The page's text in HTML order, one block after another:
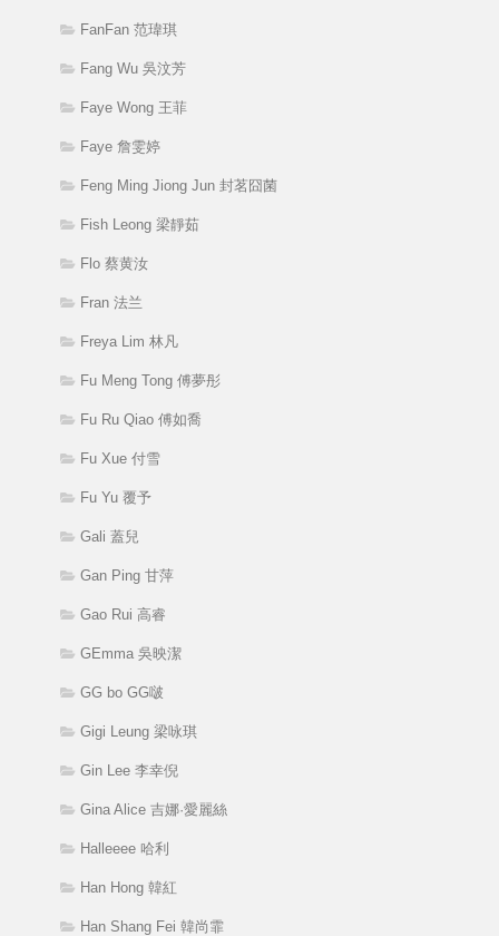
FanFan 范瑋琪
Fang Wu 吳汶芳
Faye Wong 王菲
Faye 詹雯婷
Feng Ming Jiong Jun 封茗囧菌
Fish Leong 梁靜茹
Flo 蔡黄汝
Fran 法兰
Freya Lim 林凡
Fu Meng Tong 傅夢彤
Fu Ru Qiao 傅如喬
Fu Xue 付雪
Fu Yu 覆予
Gali 蓋兒
Gan Ping 甘萍
Gao Rui 高睿
GEmma 吳映潔
GG bo GG啵
Gigi Leung 梁咏琪
Gin Lee 李幸倪
Gina Alice 吉娜·愛麗絲
Halleeee 哈利
Han Hong 韓紅
Han Shang Fei 韓尚霏